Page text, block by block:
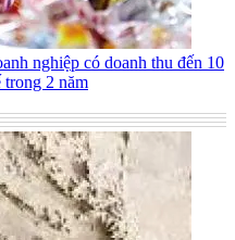
nghiệp có doanh thu đến 10
trong 2 năm